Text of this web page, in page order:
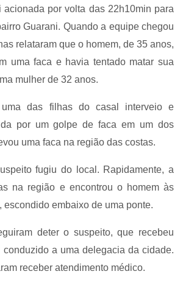
por volta das 22h10min para
Guarani. Quando a equipe chegou
relataram que o homem, de 35 anos,
uma faca e havia tentado matar sua
mulher de 32 anos.
das filhas do casal interveio e
por um golpe de faca em um dos
uma faca na região das costas.
fugiu do local. Rapidamente, a
na região e encontrou o homem às
escondido embaixo de uma ponte.
deter o suspeito, que recebeu
a uma delegacia da cidade.
receber atendimento médico.